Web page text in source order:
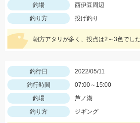
釣場
西伊豆周辺
釣り方
投げ釣り
釣行日
2022/05/11
釣行時間
07:00～15:00
釣場
芦ノ湖
釣り方
ジギング